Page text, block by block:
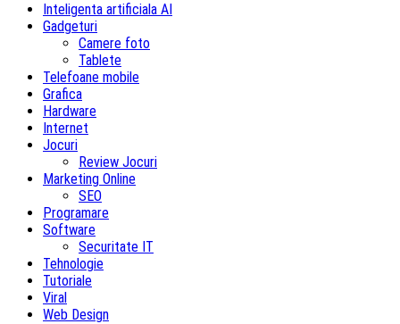
Inteligenta artificiala AI
Gadgeturi
Camere foto
Tablete
Telefoane mobile
Grafica
Hardware
Internet
Jocuri
Review Jocuri
Marketing Online
SEO
Programare
Software
Securitate IT
Tehnologie
Tutoriale
Viral
Web Design